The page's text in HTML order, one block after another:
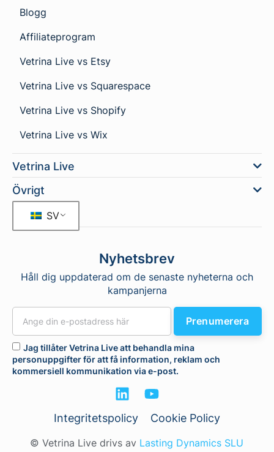
Blogg
Affiliateprogram
Vetrina Live vs Etsy
Vetrina Live vs Squarespace
Vetrina Live vs Shopify
Vetrina Live vs Wix
Vetrina Live
Övrigt
SV
Nyhetsbrev
Håll dig uppdaterad om de senaste nyheterna och
kampanjerna
Jag tillåter Vetrina Live att behandla mina
personuppgifter för att få information, reklam och
kommersiell kommunikation via e-post.
Prenumerera
Integritetspolicy Cookie Policy
© Vetrina Live drivs av Lasting Dynamics SLU